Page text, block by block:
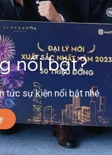
nổi bật?
tức sự kiện nổi bật nhé.